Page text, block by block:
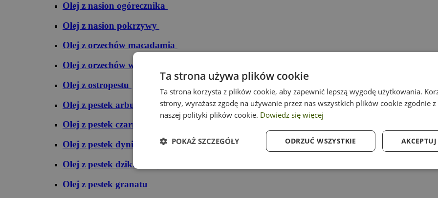
Olej z nasion ogórecznika
Olej z nasion pokrzywy
Olej z orzechów macadamia
Olej z orzechów włoskich
Olej z ostropestu
Olej z pestek arbuza
Olej z pestek czarnej porzeczki
Olej z pestek dyni
Olej z pestek dzikiej róży
Olej z pestek granatu
Ta strona używa plików cookie
Ta strona korzysta z plików cookie, aby zapewnić lepszą wygodę użytkowania.
strony, wyrażasz zgodę na używanie przez nas wszystkich plików cookie zgodnie
naszej polityki plików cookie. Dowiedz się więcej
ODRZUĆ WSZYSTKIE
POKAŻ SZCZEGÓŁY